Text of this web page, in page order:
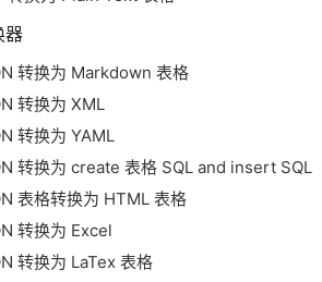
器
转换为 Markdown 表格
转换为 XML
转换为 YAML
转换为 create 表格 SQL and insert SQL
表格转换为 HTML 表格
转换为 Excel
转换为 LaTex 表格